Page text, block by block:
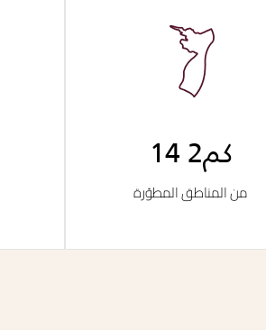
14 كم2
من المناطق المطوّرة